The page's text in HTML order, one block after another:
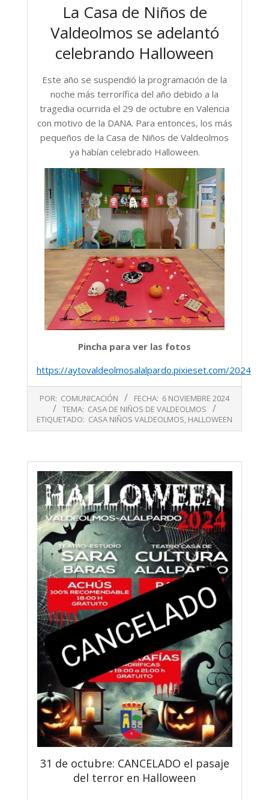
La Casa de Niños de
Valdeolmos se adelantó
celebrando Halloween
Este año se suspendió la programación de la
noche más terrorífica del año debido a la
tragedia ocurrida el 29 de octubre en Valencia
con motivo de la DANA. Para entonces, los más
pequeños de la Casa de Niños de Valdeolmos
ya habían celebrado Halloween.
Pincha para ver las fotos
https://aytovaldeolmosalalpardo.pixieset.com/
11-
06
POR: COMUNICACIÓN FECHA: 6 NOVIEMBRE 2024
TEMA: CASA DE NIÑOS DE VALDEOLMOS
ETIQUETADO: CASA NIÑOS VALDEOLMOS, HALLOWEEN
31 de octubre: CANCELADO el pasaje
del terror en Halloween